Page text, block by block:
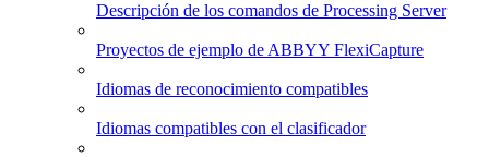
Descripción de los comandos de Processing Server
Proyectos de ejemplo de ABBYY FlexiCapture
Idiomas de reconocimiento compatibles
Idiomas compatibles con el clasificador